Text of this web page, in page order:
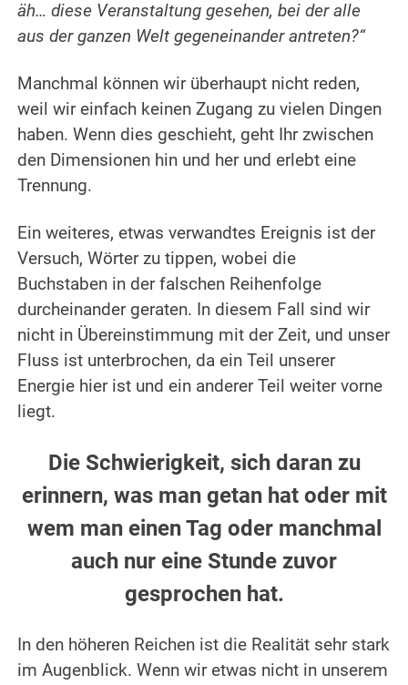
äh… diese Veranstaltung gesehen, bei der alle
aus der ganzen Welt gegeneinander antreten?“
Manchmal können wir überhaupt nicht reden,
weil wir einfach keinen Zugang zu vielen Dingen
haben. Wenn dies geschieht, geht Ihr zwischen
den Dimensionen hin und her und erlebt eine
Trennung.
Ein weiteres, etwas verwandtes Ereignis ist der
Versuch, Wörter zu tippen, wobei die
Buchstaben in der falschen Reihenfolge
durcheinander geraten. In diesem Fall sind wir
nicht in Übereinstimmung mit der Zeit, und unser
Fluss ist unterbrochen, da ein Teil unserer
Energie hier ist und ein anderer Teil weiter vorne
liegt.
Die Schwierigkeit, sich daran zu
erinnern, was man getan hat oder mit
wem man einen Tag oder manchmal
auch nur eine Stunde zuvor
gesprochen hat.
In den höheren Reichen ist die Realität sehr stark
im Augenblick. Wenn wir etwas nicht in unserem